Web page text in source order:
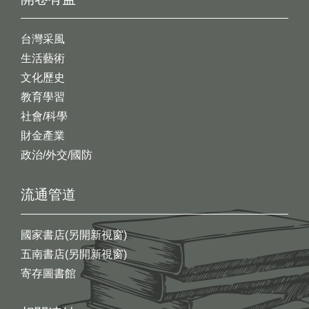
台灣采風
生活藝術
文化歷史
教育學習
社會/科學
財金產業
政治/外交/國防
流通管道
國家書店(另開新視窗)
五南書店(另開新視窗)
寄存圖書館